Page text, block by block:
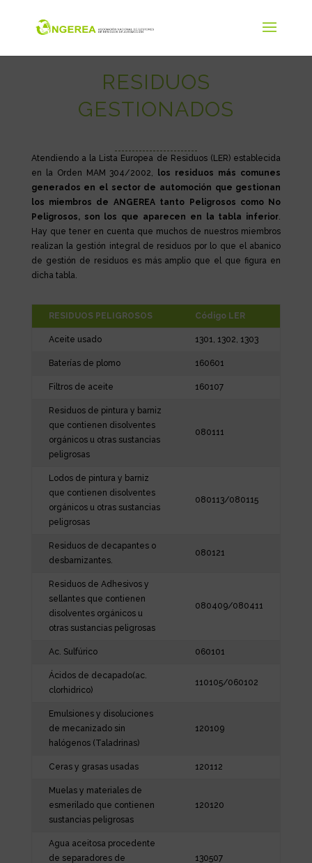
RESIDUOS
GESTIONADOS
Atendiendo a la Lista Europea de Residuos (LER) establecida
en la Orden MAM 304/2002, los residuos más comunes
generados en el sector de automoción que gestionan
los miembros de ANGEREA tanto Peligrosos como No
Peligrosos, son los que aparecen en la tabla inferior.
Hay que tener en cuenta que muchos de nuestros miembros
realizan la gestión integral de residuos por lo que el abanico
de gestión de residuos es más amplio que el que figura en
dicha tabla.
RESIDUOS PELIGROSOS Código LER
Aceite usado 1301, 1302, 1303
Baterías de plomo 160601
Filtros de aceite 160107
Residuos de pintura y barniz
que contienen disolventes
orgánicos u otras sustancias
peligrosas
080111
Lodos de pintura y barniz
que contienen disolventes
orgánicos u otras sustancias
peligrosas
080113/080115
Residuos de decapantes o
desbarnizantes.
080121
Residuos de Adhesivos y
sellantes que contienen
disolventes orgánicos u
otras sustancias peligrosas
080409/080411
Ac. Sulfúrico 060101
Ácidos de decapado(ac.
clorhidrico)
110105/060102
Emulsiones y disoluciones
de mecanizado sin
halógenos (Taladrinas)
120109
Ceras y grasas usadas 120112
Muelas y materiales de
esmerilado que contienen
sustancias peligrosas
120120
Agua aceitosa procedente
de separadores de
130507